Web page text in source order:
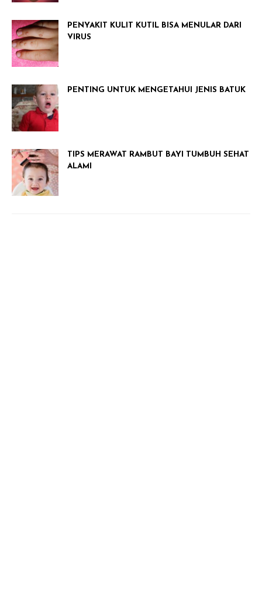
PENYAKIT KULIT KUTIL BISA MENULAR DARI
VIRUS
PENTING UNTUK MENGETAHUI JENIS BATUK
TIPS MERAWAT RAMBUT BAYI TUMBUH SEHAT
ALAMI